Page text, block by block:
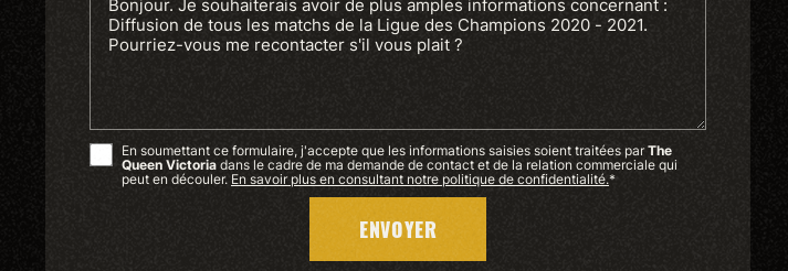
En soumettant ce formulaire, j'accepte que les informations saisies soient traitées parThe
Queen Victoriadans le cadre de ma demande de contact et de la relation commerciale qui
peut en découler. En savoir plus en consultant notre politique de confidentialité.*